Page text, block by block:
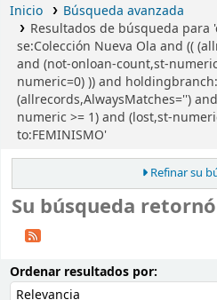
Inicio
Búsqueda avanzada
Resultados de búsqueda para
se:Colección Nueva Ola and ((
and (not-onloan-count,st-
numeric=0) )) and
(allrecords,AlwaysMatches='')
numeric >= 1) and (lost,st-
to:FEMINISMO'
Refinar su
Su búsqueda
Ordenar resultados por: